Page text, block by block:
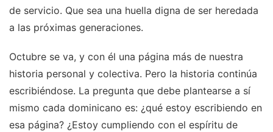
de servicio. Que sea una huella digna de ser heredada
a las próximas generaciones.
Octubre se va, y con él una página más de nuestra
historia personal y colectiva. Pero la historia continúa
escribiéndose. La pregunta que debe plantearse a sí
mismo cada dominicano es: ¿qué estoy escribiendo en
esa página? ¿Estoy cumpliendo con el espíritu de